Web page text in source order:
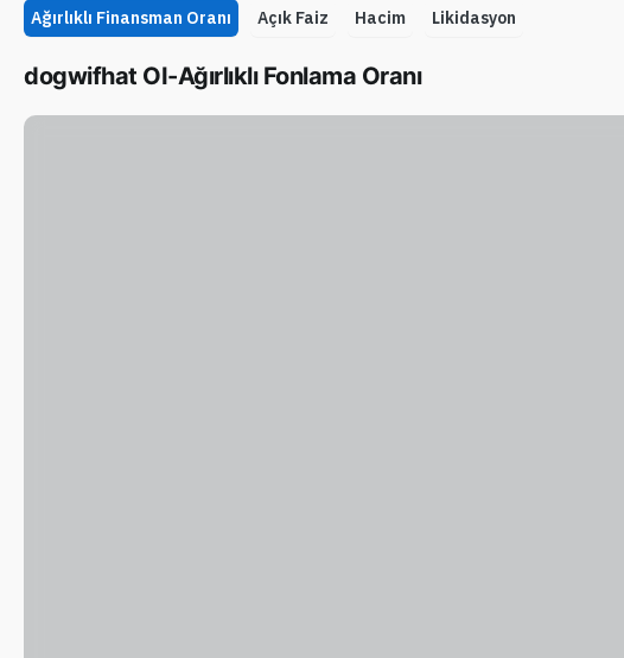
Ağırlıklı Finansman Oranı Açık Faiz Hacim Likidasyon
dogwifhat OI-Ağırlıklı Fonlama Oranı